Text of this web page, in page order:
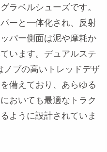
ラベルシューズです。
ーと一体化され、反射
パー側面は泥や摩耗か
います。デュアルステ
ノブの高いトレッドデザ
備えており、あらゆる
おいても最適なトラク
ように設計されていま